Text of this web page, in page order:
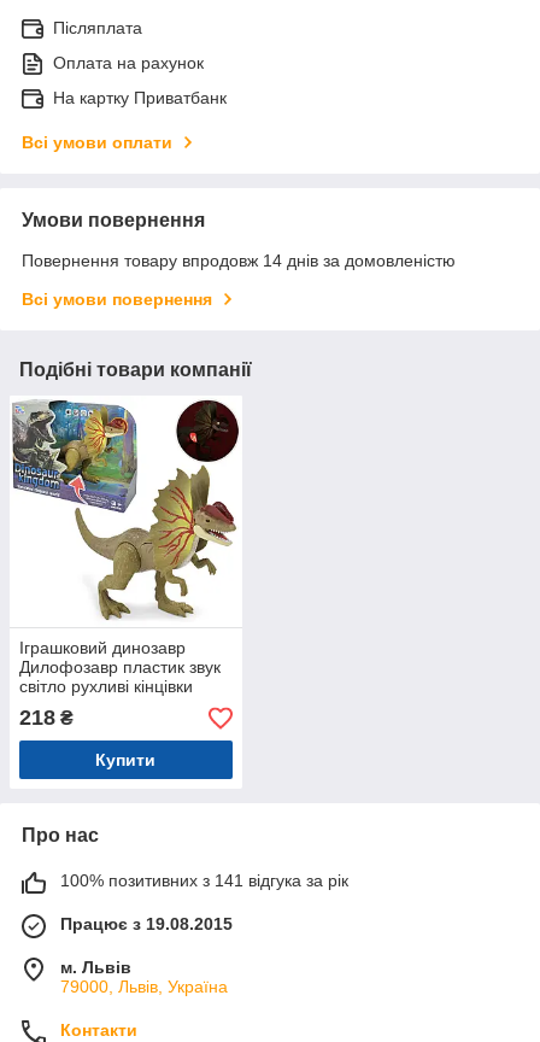
Післяплата
Оплата на рахунок
На картку Приватбанк
Всі умови оплати
Умови повернення
Повернення товару впродовж 14 днів за домовленістю
Всі умови повернення
Подібні товари компанії
Іграшковий динозавр
Дилофозавр пластик звук
світло рухливі кінцівки
21*8*13 см (D-36F)
218 ₴
Купити
Про нас
100% позитивних з 141 відгука за рік
Працює з 19.08.2015
м. Львів
79000, Львів, Україна
Контакти